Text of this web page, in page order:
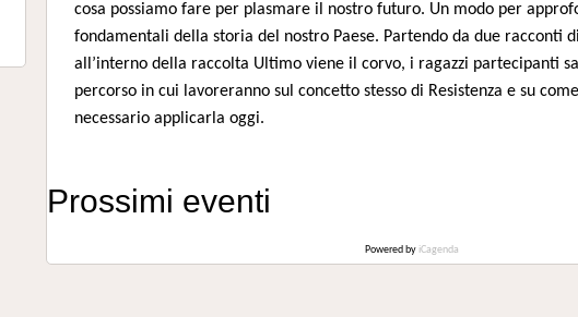
cosa possiamo fare per plasmare il nostro futuro. Un modo per
fondamentali della storia del nostro Paese. Partendo da due racconti
all’interno della raccolta Ultimo viene il corvo, i ragazzi partecipanti
percorso in cui lavoreranno sul concetto stesso di Resistenza e su
necessario applicarla oggi.
Prossimi eventi
Powered by iCagenda